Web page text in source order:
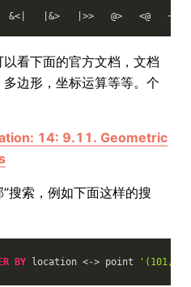
看下面的官方文档，文档
边形，坐标运算等等。个
14: 9.11. Geometric
搜索，例如下面这样的搜
BY location <-> point